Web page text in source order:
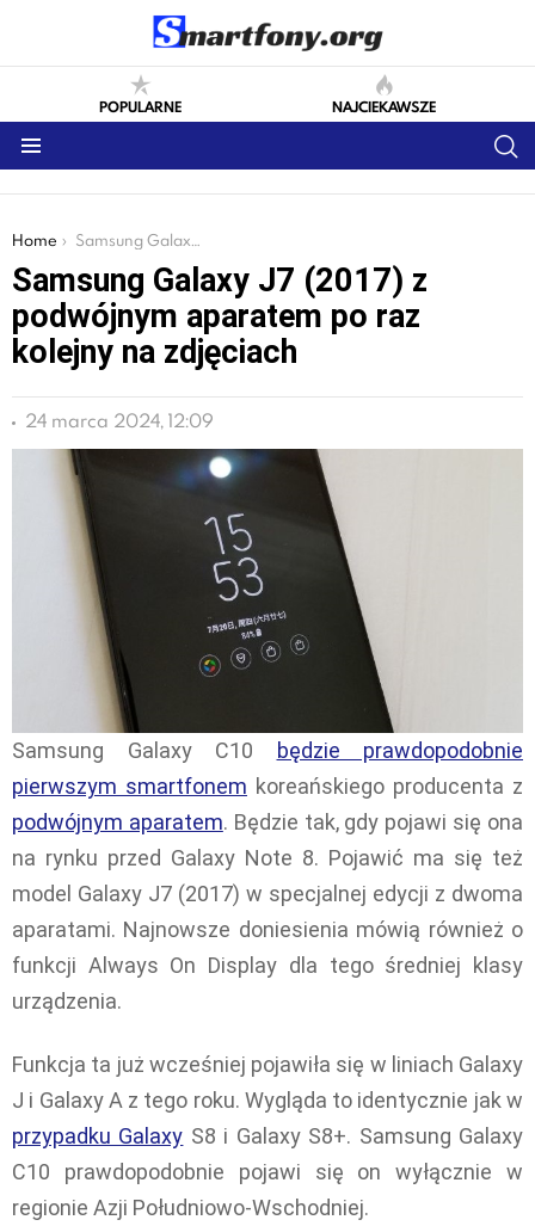
POPULARNE NAJCIEKAWSZE
You are here:
Home Samsung Galaxy J7 (2017) z podwójnym aparatem po raz kolejny na zdjęciach
Samsung Galaxy J7 (2017) z
podwójnym aparatem po raz
kolejny na zdjęciach
24 marca 2024, 12:09
Samsung Galaxy C10
będzie prawdopodobnie
pierwszym smartfonem koreańskiego producenta z
podwójnym aparatem. Będzie tak, gdy pojawi się ona
na rynku przed Galaxy Note 8. Pojawić ma się też
model Galaxy J7 (2017) w specjalnej edycji z dwoma
aparatami. Najnowsze doniesienia mówią również o
funkcji Always On Display dla tego średniej klasy
urządzenia.
Funkcja ta już wcześniej pojawiła się w liniach Galaxy
J i Galaxy A z tego roku. Wygląda to identycznie jak w
przypadku Galaxy S8 i Galaxy S8+. Samsung Galaxy
C10 prawdopodobnie pojawi się on wyłącznie w
regionie Azji Południowo-Wschodniej.